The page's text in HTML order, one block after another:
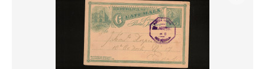
Zahlungsmethoden
PayPal
Banküberweisung